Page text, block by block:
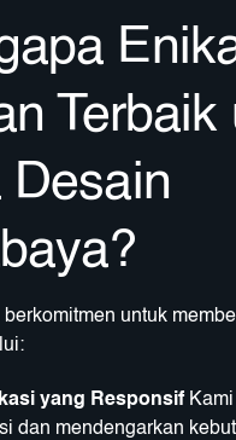
Terbaik
Desain
untuk
yang Responsif
dan mendengarkan